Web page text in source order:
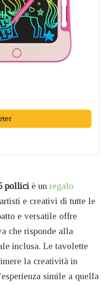
pollici è un regalo
e creativi di tutte le
e versatile offre
che risponde alla
inclusa. Le tavolette
la creatività in
simile a quella